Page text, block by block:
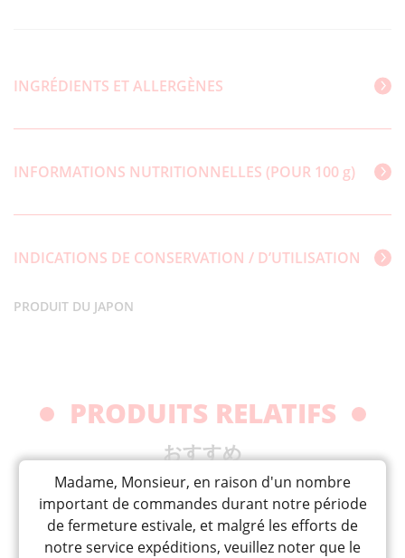
INGRÉDIENTS ET ALLERGÈNES
INFORMATIONS NUTRITIONNELLES (POUR 100 g)
INDICATIONS DE CONSERVATION / D’UTILISATION
PRODUIT DU JAPON
PRODUITS RELATIFS
おすすめ
Madame, Monsieur, en raison d'un nombre
important de commandes durant notre période
de fermeture estivale, et malgré les efforts de
notre service expéditions, veuillez noter que le